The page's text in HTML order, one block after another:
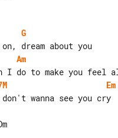
G
Am
Em
wanna see you cry